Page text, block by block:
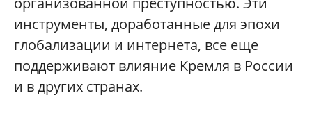
инструменты, доработанные для эпохи
глобализации и интернета, все еще
поддерживают влияние Кремля в России
и в других странах.